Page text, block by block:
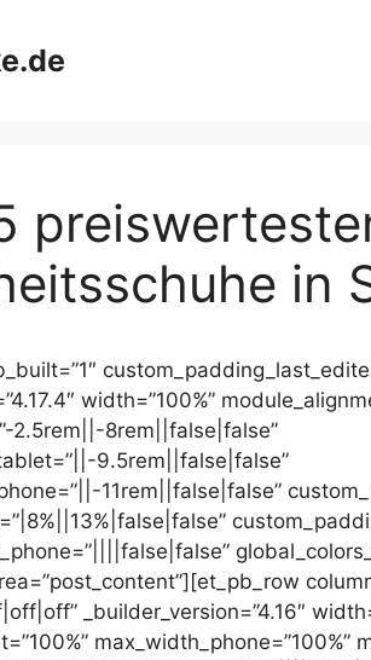
in
width=”100%”
2.5rem||-8rem||false|false”
9.5rem||false|false”
11rem||false|false”
_builder_version=”4.16″
max_width_phone=”100%”